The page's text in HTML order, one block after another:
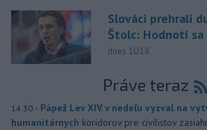
Slováci prehrali
Štolc: Hodnotí
dnes 10:18
Práve teraz
14:30 - Pápež Lev XIV. v nedeľu vyzval na
humanitárnych koridorov pre civilistov